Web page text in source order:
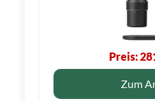
Preis:
Zum